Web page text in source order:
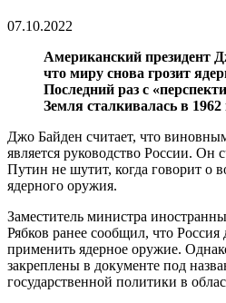
07.10.2022
Американский президент
что миру снова грозит
Последний раз с
Земля сталкивалась в 1962
Джо Байден считает, что
является руководство России. Он
Путин не шутит, когда говорит о
ядерного оружия.
Заместитель министра
Рябков ранее сообщил, что Россия
применить ядерное оружие.
закреплены в документе под
государственной политики в